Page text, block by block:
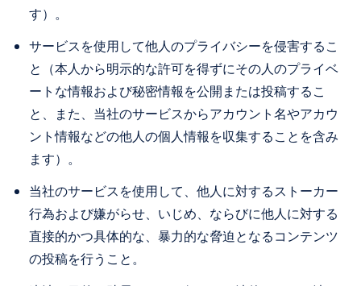
す）。
サービスを使用して他人のプライバシーを侵害するこ
と（本人から明示的な許可を得ずにその人のプライベ
ートな情報および秘密情報を公開または投稿するこ
と、また、当社のサービスからアカウント名やアカウ
ント情報などの他人の個人情報を収集することを含み
ます）。
当社のサービスを使用して、他人に対するストーカー
行為および嫌がらせ、いじめ、ならびに他人に対する
直接的かつ具体的な、暴力的な脅迫となるコンテンツ
の投稿を行うこと。